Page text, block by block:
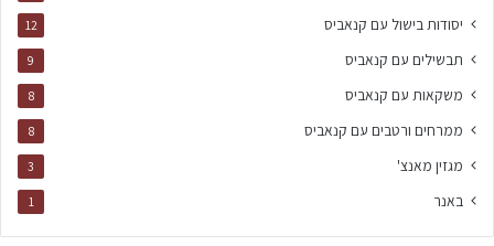
יסודות בישול עם קנאביס 12
תבשילים עם קנאביס 9
משקאות עם קנאביס 8
ממרחים ורטבים עם קנאביס 8
מגזין מאנצ' 3
באנר 1